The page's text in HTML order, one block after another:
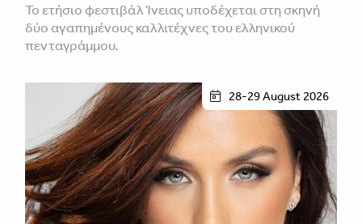
Το ετήσιο φεστιβάλ Ίνειας υποδέχεται στη σκηνή
δύο αγαπημένους καλλιτέχνες του ελληνικού
πενταγράμμου.
28-29 August 2026